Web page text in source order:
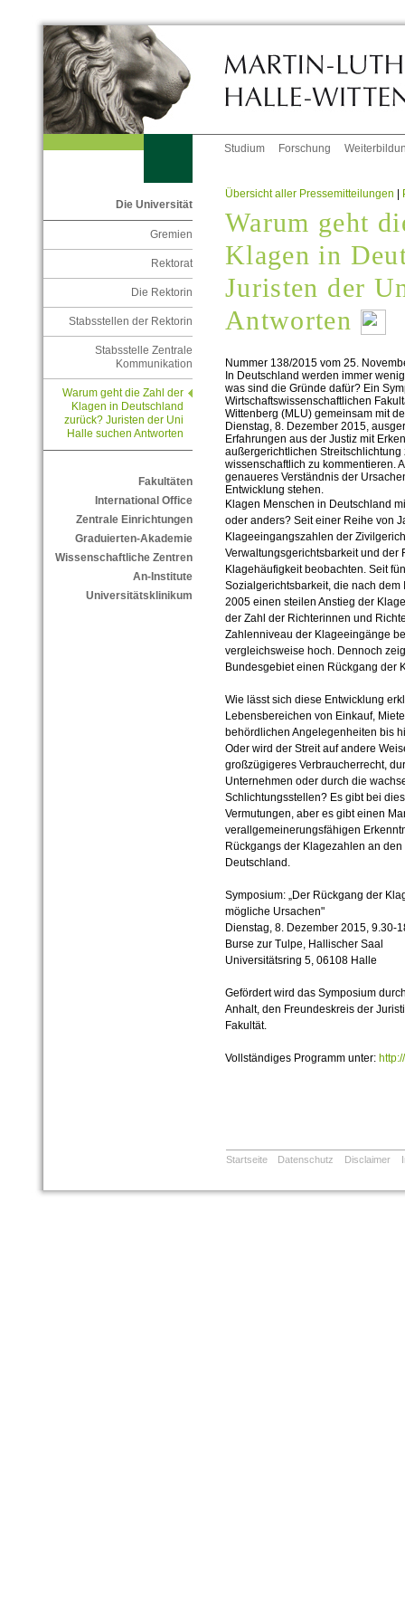
Studium Forschung
Die Universität
Gremien
Rektorat
Die Rektorin
Stabsstellen der Rektorin
Stabsstelle Zentrale
Kommunikation
Warum geht die Zahl der
Klagen in Deutschland
zurück? Juristen der Uni
Halle suchen Antworten
Fakultäten
International Office
Zentrale Einrichtungen
Graduierten-Akademie
Wissenschaftliche Zentren
An-Institute
Universitätsklinikum
Übersicht aller Pressemitteilungen |
Warum geht
Klagen in
Juristen der
Antworten
Nummer 138/2015 vom 25.
In Deutschland werden immer
was sind die Gründe dafür? Ein
Wirtschaftswissenschaftlichen
Wittenberg (MLU) gemeinsam mit
Dienstag, 8. Dezember 2015,
Erfahrungen aus der Justiz mit
außergerichtlichen
wissenschaftlich zu kommentieren.
genaueres Verständnis der
Entwicklung stehen.
Klagen Menschen in Deutschland
oder anders? Seit einer Reihe von
Klageeingangszahlen der
Verwaltungsgerichtsbarkeit und der
Klagehäufigkeit beobachten. Seit
Sozialgerichtsbarkeit, die nach dem
2005 einen steilen Anstieg der
der Zahl der Richterinnen und
Zahlenniveau der Klageeingänge
vergleichsweise hoch. Dennoch
Bundesgebiet einen Rückgang der
Wie lässt sich diese Entwicklung
Lebensbereichen von Einkauf,
behördlichen Angelegenheiten bis
Oder wird der Streit auf andere
großzügigeres Verbraucherrecht,
Unternehmen oder durch die
Schlichtungsstellen? Es gibt bei
Vermutungen, aber es gibt einen
verallgemeinerungsfähigen
Rückgangs der Klagezahlen an
Deutschland.
Symposium: „Der Rückgang der
mögliche Ursachen"
Dienstag, 8. Dezember 2015, 9.30-
Burse zur Tulpe, Hallischer Saal
Universitätsring 5, 06108 Halle
Gefördert wird das Symposium
Anhalt, den Freundeskreis der
Fakultät.
Vollständiges Programm unter:
Startseite Datenschutz Disclaimer